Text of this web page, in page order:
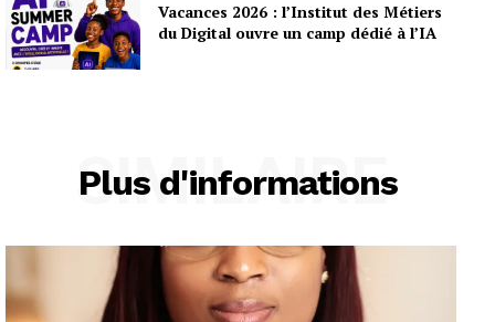
Vacances 2026 : l’Institut des Métiers
du Digital ouvre un camp dédié à l’IA
Plus d'informations
SIMILAIRE